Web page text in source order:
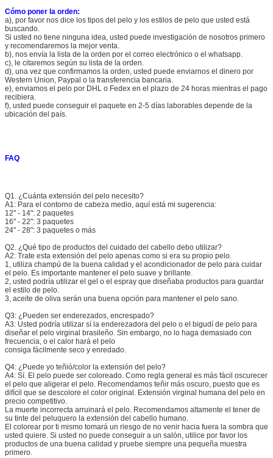
Cómo poner la orden:
a), por favor nos dice los tipos del pelo y los estilos de pelo que usted está
buscando.
Si usted no tiene ninguna idea, usted puede investigación de nosotros primero
y recomendaremos la mejor venta.
b), nos envía la lista de la orden por el correo electrónico o el whatsapp.
c), le citaremos según su lista de la orden.
d), una vez que confirmamos la orden, usted puede enviarnos el dinero por
Western Union, Paypal o la transferencia bancaria.
e), enviamos el pelo por DHL o Fedex en el plazo de 24 horas mientras el pago
recibiera.
f), usted puede conseguir el paquete en 2-5 días laborables depende de la
ubicación del país.
FAQ
Q1. ¿Cuánta extensión del pelo necesito?
A1: Para el contorno de cabeza medio, aquí está mi sugerencia:
12" - 14": 2 paquetes
16" - 22": 3 paquetes
24" - 28": 3 paquetes o más
Q2. ¿Qué tipo de productos del cuidado del cabello debo utilizar?
A2: Trate esta extensión del pelo apenas como si era su propio pelo.
1, utiliza champú de la buena calidad y el acondicionador de pelo para cuidar
el pelo. Es importante mantener el pelo suave y brillante.
2, usted podría utilizar el gel o el espray que diseñaba productos para guardar
el estilo de pelo.
3, aceite de oliva serán una buena opción para mantener el pelo sano.
Q3: ¿Pueden ser enderezados, encrespado?
A3: Usted podría utilizar sí la enderezadora del pelo o el bigudí de pelo para
diseñar el pelo virginal brasileño. Sin embargo, no lo haga demasiado con
frecuencia, o el calor hará el pelo
consiga fácilmente seco y enredado.
Q4: ¿Puede yo teñió/color la extensión del pelo?
A4: Sí. El pelo puede ser coloreado. Como regla general es más fácil oscurecer
el pelo que aligerar el pelo. Recomendamos teñir más oscuro, puesto que es
difícil que se descolore el color original. Extensión virginal humana del pelo en
precio competitivo.
La muerte incorrecta arruinará el pelo. Recomendamos altamente el tener de
su tinte del peluquero la extensión del cabello humano.
El colorear por ti mismo tomará un riesgo de no venir hacia fuera la sombra que
usted quiere. Si usted no puede conseguir a un salón, utilice por favor los
productos de una buena calidad y pruebe siempre una pequeña muestra
primero.